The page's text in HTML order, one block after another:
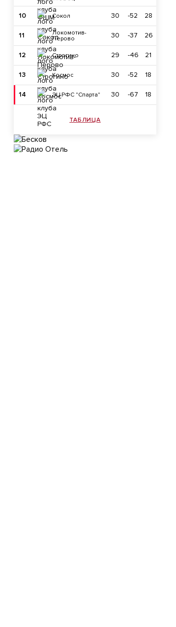
10 Сокол 30 -52 28
11
Локомотив-
Перово
30 -37 26
12 Строгино 29 -46 21
13 Космос 30 -52 18
14 ЭЦ РФС "Спарта" 30 -67 18
ТАБЛИЦА